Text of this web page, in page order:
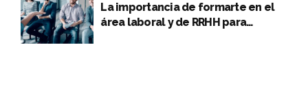
La importancia de formarte en el
área laboral y de RRHH para